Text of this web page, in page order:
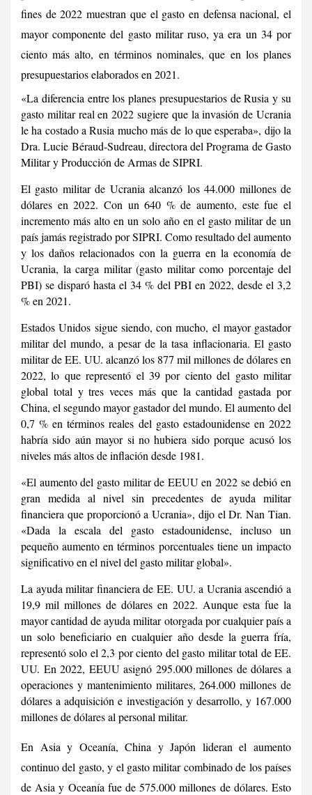
fines de 2022 muestran que el gasto en defensa nacional, el
mayor componente del gasto militar ruso, ya era un 34 por
ciento más alto, en términos nominales, que en los planes
presupuestarios elaborados en 2021.
«La diferencia entre los planes presupuestarios de Rusia y su
gasto militar real en 2022 sugiere que la invasión de Ucrania
le ha costado a Rusia mucho más de lo que esperaba», dijo la
Dra. Lucie Béraud-Sudreau, directora del Programa de Gasto
Militar y Producción de Armas de SIPRI.
El gasto militar de Ucrania alcanzó los 44.000 millones de
dólares en 2022. Con un 640 % de aumento, este fue el
incremento más alto en un solo año en el gasto militar de un
país jamás registrado por SIPRI. Como resultado del aumento
y los daños relacionados con la guerra en la economía de
Ucrania, la carga militar (gasto militar como porcentaje del
PBI) se disparó hasta el 34 % del PBI en 2022, desde el 3,2
% en 2021.
Estados Unidos sigue siendo, con mucho, el mayor gastador
militar del mundo, a pesar de la tasa inflacionaria. El gasto
militar de EE. UU. alcanzó los 877 mil millones de dólares en
2022, lo que representó el 39 por ciento del gasto militar
global total y tres veces más que la cantidad gastada por
China, el segundo mayor gastador del mundo. El aumento del
0,7 % en términos reales del gasto estadounidense en 2022
habría sido aún mayor si no hubiera sido porque acusó los
niveles más altos de inflación desde 1981.
«El aumento del gasto militar de EEUU en 2022 se debió en
gran medida al nivel sin precedentes de ayuda militar
financiera que proporcionó a Ucrania», dijo el Dr. Nan Tian.
«Dada la escala del gasto estadounidense, incluso un
pequeño aumento en términos porcentuales tiene un impacto
significativo en el nivel del gasto militar global».
La ayuda militar financiera de EE. UU. a Ucrania ascendió a
19,9 mil millones de dólares en 2022. Aunque esta fue la
mayor cantidad de ayuda militar otorgada por cualquier país a
un solo beneficiario en cualquier año desde la guerra fría,
representó solo el 2,3 por ciento del gasto militar total de EE.
UU. En 2022, EEUU asignó 295.000 millones de dólares a
operaciones y mantenimiento militares, 264.000 millones de
dólares a adquisición e investigación y desarrollo, y 167.000
millones de dólares al personal militar.
En Asia y Oceanía, China y Japón lideran el aumento
continuo del gasto, y el gasto militar combinado de los países
de Asia y Oceanía fue de 575.000 millones de dólares. Esto